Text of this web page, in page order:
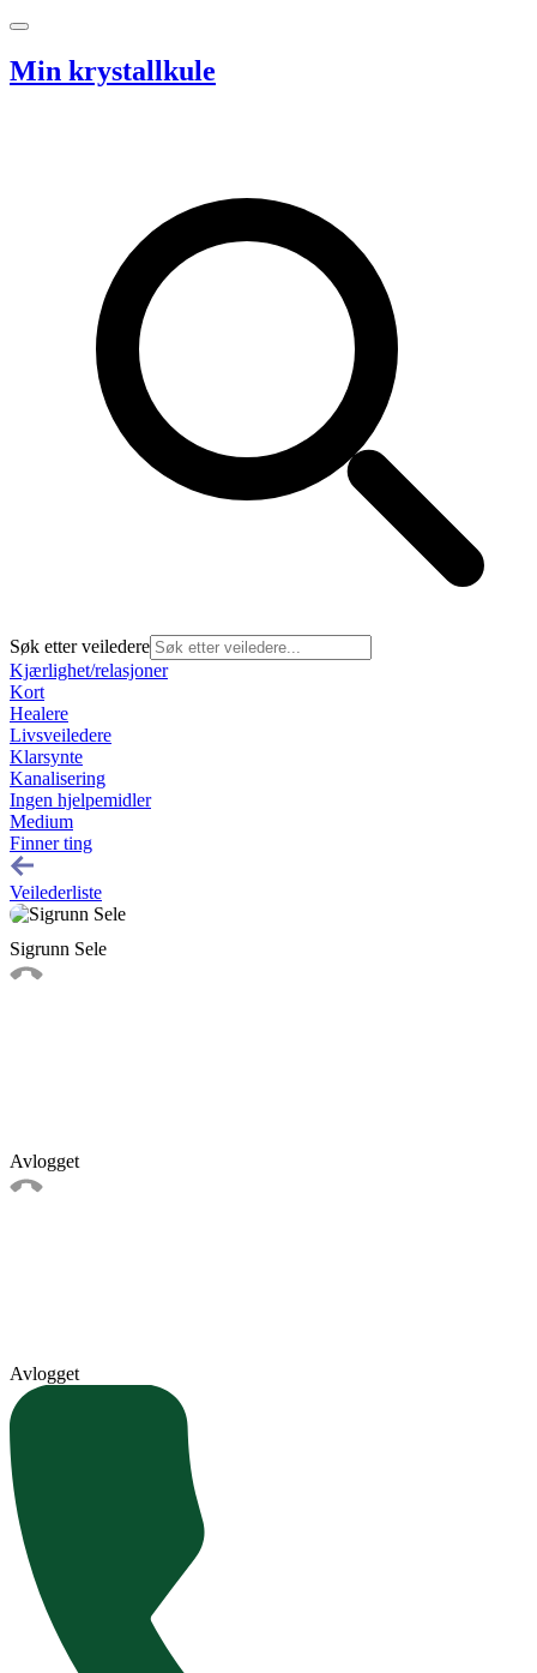
Hopp til innhold
Min krystallkule
Søk etter veiledere
Kjærlighet/relasjoner
Kort
Healere
Livsveiledere
Klarsynte
Kanalisering
Ingen hjelpemidler
Medium
Finner ting
Veilederliste
Sigrunn Sele
Avlogget
Avlogget